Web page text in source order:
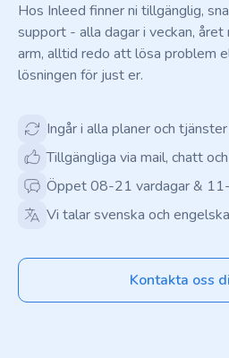
Hos Inleed finner ni tillgänglig,
support - alla dagar i veckan, året
arm, alltid redo att lösa problem
lösningen för just er.
Ingår i alla planer och tjänster
Tillgängliga via mail, chatt
Öppet 08-21 vardagar &
Vi talar svenska och engelska
Kontakta oss